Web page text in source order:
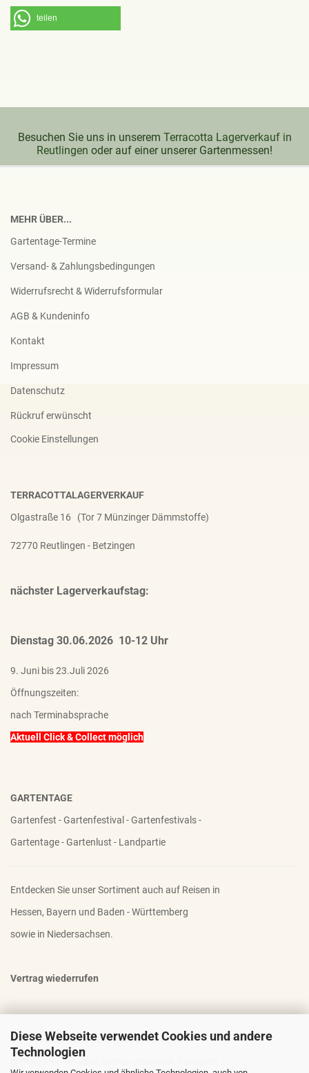
Diese Webseite verwendet Cookies und andere
Technologien
teilen
Besuchen Sie uns in unserem Terracotta Lagerverkauf in
Reutlingen oder auf einer unserer Gartenmessen!
MEHR ÜBER...
Gartentage-Termine
Versand- & Zahlungsbedingungen
Widerrufsrecht & Widerrufsformular
AGB & Kundeninfo
Kontakt
Impressum
Datenschutz
Rückruf erwünscht
Cookie Einstellungen
TERRACOTTALAGERVERKAUF
Olgastraße 16 (Tor 7 Münzinger Dämmstoffe)
72770 Reutlingen - Betzingen
nächster Lagerverkaufstag:
Dienstag 30.06.2026 10-12 Uhr
9. Juni bis 23.Juli 2026
Öffnungszeiten:
nach Terminabsprache
Aktuell Click & Collect möglich
GARTENTAGE
Gartenfest - Gartenfestival - Gartenfestivals -
Gartentage - Gartenlust - Landpartie
Entdecken Sie unser Sortiment auch auf Reisen in
Hessen, Bayern und Baden - Württemberg
sowie in Niedersachsen.
Vertrag wiederrufen
OTTO - DER FAMOSE STAUDENHALTER
geniale Idee - stabiler Stand - einfacher Transport